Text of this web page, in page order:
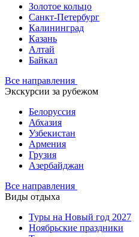
Золотое кольцо
Санкт-Петербург
Калининград
Казань
Алтай
Байкал
Все направления
Экскурсии за рубежом
Белоруссия
Абхазия
Узбекистан
Армения
Грузия
Азербайджан
Все направления
Виды отдыха
Туры на Новый год 2027
Ноябрьские праздники